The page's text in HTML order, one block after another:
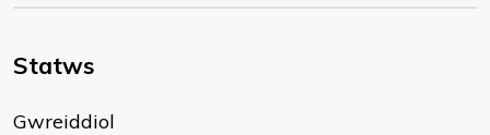
Statws
Gwreiddiol